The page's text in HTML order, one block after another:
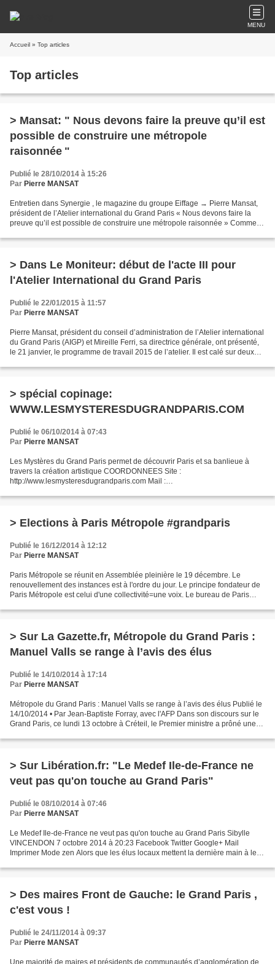
MENU
Accueil » Top articles
Top articles
> Mansat: " Nous devons faire la preuve qu’il est
possible de construire une métropole
raisonnée "
Publié le 28/10/2014 à 15:26
Par Pierre MANSAT
Entretien dans Synergie , le magazine du groupe Eiffage → Pierre Mansat,
président de l’Atelier international du Grand Paris « Nous devons faire la
preuve qu’il est possible de construire une métropole raisonnée » Comment
> Dans Le Moniteur: début de l'acte III pour
l'Atelier International du Grand Paris
Publié le 22/01/2015 à 11:57
Par Pierre MANSAT
Pierre Mansat, président du conseil d’administration de l’Atelier international
du Grand Paris (AIGP) et Mireille Ferri, sa directrice générale, ont présenté,
le 21 janvier, le programme de travail 2015 de l’atelier. Il est calé sur deux
> spécial copinage:
WWW.LESMYSTERESDUGRANDPARIS.COM
Publié le 06/10/2014 à 07:43
Par Pierre MANSAT
Les Mystères du Grand Paris permet de découvrir Paris et sa banlieue à
travers la création artistique COORDONNEES Site :
http://www.lesmysteresdugrandparis.com Mail :
://twitter.com/MyGrandParis Facebook...
> Elections à Paris Métropole #grandparis
Publié le 16/12/2014 à 12:12
Par Pierre MANSAT
Paris Métropole se réunit en Assemblée pleinière le 19 décembre. Le
renouvellement des instances est à l'ordre du jour. Le principe fondateur de
Paris Métropole est celui d'une collectivité=une voix. Le bureau de Paris
> Sur La Gazette.fr, Métropole du Grand Paris :
Manuel Valls se range à l’avis des élus
Publié le 14/10/2014 à 17:14
Par Pierre MANSAT
Métropole du Grand Paris : Manuel Valls se range à l’avis des élus Publié le
14/10/2014 • Par Jean-Baptiste Forray, avec l'AFP Dans son discours sur le
Grand Paris, ce lundi 13 octobre à Créteil, le Premier ministre a prôné une
> Sur Libération.fr: "Le Medef Ile-de-France ne
veut pas qu'on touche au Grand Paris"
Publié le 08/10/2014 à 07:46
Par Pierre MANSAT
Le Medef Ile-de-France ne veut pas qu'on touche au Grand Paris Sibylle
VINCENDON 7 octobre 2014 à 20:23 Facebook Twitter Google+ Mail
Imprimer Mode zen Alors que les élus locaux mettent la dernière main à leur
> Des maires Front de Gauche: le Grand Paris ,
c'est vous !
Publié le 24/11/2014 à 09:37
Par Pierre MANSAT
Une majorité de maires et présidents de communautés d’agglomération de